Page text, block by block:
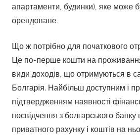
апартаменти, будинки), яке може
орендоване.
Що ж потрібно для початкового
Це по-перше кошти на
види доходів, що отримуються в
Болгарія. Найбільш доступним і
підтвердженням наявності
посвідчення з болгарського банку
приватного рахунку і коштів на